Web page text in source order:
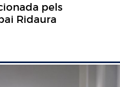
pels
Ridaura